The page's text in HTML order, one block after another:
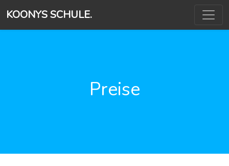
KOONYS SCHULE.
Preise